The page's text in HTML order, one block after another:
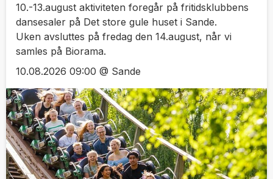
10.-13.august aktiviteten foregår på fritidsklubbens
dansesaler på Det store gule huset i Sande.
Uken avsluttes på fredag den 14.august, når vi
samles på Biorama.
10.08.2026 09:00 @ Sande